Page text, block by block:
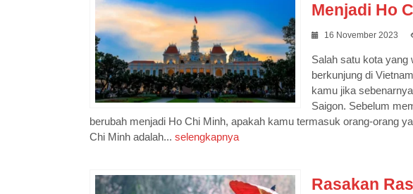
Menjadi Ho
16 November 2023
Salah satu kota yang
berkunjung di
kamu jika
Saigon. Sebelum
berubah menjadi Ho Chi Minh, apakah kamu termasuk orang-orang
Chi Minh adalah... selengkapnya
Rasakan